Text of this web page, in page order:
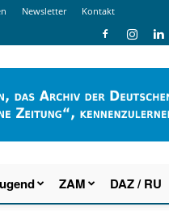
Newsletter Kontakt
ZAM DAZ / RU